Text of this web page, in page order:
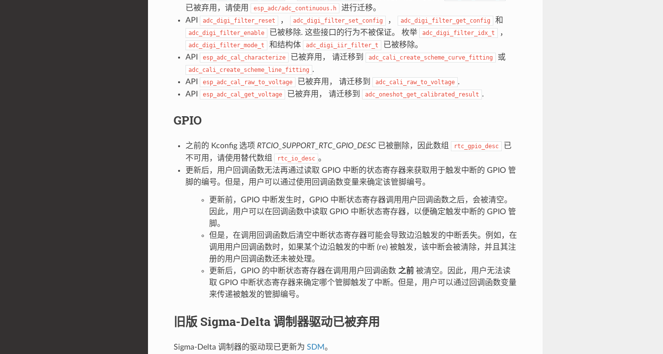
已被弃用，请使用
esp_adc/adc_continuous.h
进行迁移。
API
adc_digi_filter_reset ， adc_digi_filter_set_config ， adc_digi_filter_get_config 和
adc_digi_filter_enable 已被移除. 这些接口的行为不被保证。 枚举 adc_digi_filter_idx_t ，
adc_digi_filter_mode_t 和结构体 adc_digi_iir_filter_t
已被移除。
API
esp_adc_cal_characterize 已被弃用， 请迁移到 adc_cali_create_scheme_curve_fitting 或
adc_cali_create_scheme_line_fitting .
API
esp_adc_cal_raw_to_voltage 已被弃用， 请迁移到 adc_cali_raw_to_voltage .
API
esp_adc_cal_get_voltage 已被弃用， 请迁移到 adc_oneshot_get_calibrated_result .
GPIO
之前的 Kconfig 选项 RTCIO_SUPPORT_RTC_GPIO_DESC已被删除，因此数组 rtc_gpio_desc
已
不可用，请使用替代数组
rtc_io_desc 。
更新后，用户回调函数无法再通过读取 GPIO 中断的状态寄存器来获取用于触发中断的 GPIO 管
脚的编号。但是，用户可以通过使用回调函数变量来确定该管脚编号。
更新前，GPIO 中断发生时，GPIO 中断状态寄存器调用用户回调函数之后，会被清空。
因此，用户可以在回调函数中读取 GPIO 中断状态寄存器，以便确定触发中断的 GPIO 管
脚。
但是，在调用回调函数后清空中断状态寄存器可能会导致边沿触发的中断丢失。例如，在
调用用户回调函数时，如果某个边沿触发的中断 (re) 被触发，该中断会被清除，并且其注
册的用户回调函数还未被处理。
更新后，GPIO 的中断状态寄存器在调用用户回调函数 之前被清空。因此，用户无法读
取 GPIO 中断状态寄存器来确定哪个管脚触发了中断。但是，用户可以通过回调函数变量
来传递被触发的管脚编号。
旧版 Sigma-Delta 调制器驱动已被弃用
Sigma-Delta 调制器的驱动现已更新为 SDM。